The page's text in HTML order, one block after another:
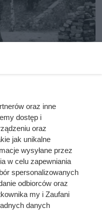
zdjęcia
się przed
oraz inne
dostęp i
oraz
jak unikalne
wysyłane przez
w celu zapewniania
spersonalizowanych
odbiorców oraz
my i Zaufani
danych